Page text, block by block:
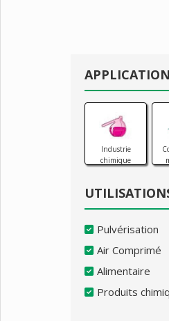
Industrie
chimique
Pulvérisation
Air Comprimé
Alimentaire
Produits